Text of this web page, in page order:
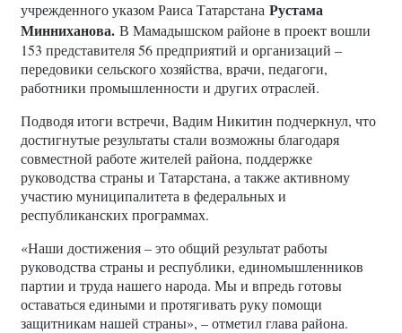
учрежденного указом Раиса Татарстана Рустама
Минниханова. В Мамадышском районе в проект вошли
153 представителя 56 предприятий и организаций –
передовики сельского хозяйства, врачи, педагоги,
работники промышленности и других отраслей.
Подводя итоги встречи, Вадим Никитин подчеркнул, что
достигнутые результаты стали возможны благодаря
совместной работе жителей района, поддержке
руководства страны и Татарстана, а также активному
участию муниципалитета в федеральных и
республиканских программах.
«Наши достижения – это общий результат работы
руководства страны и республики, единомышленников
партии и труда нашего народа. Мы и впредь готовы
оставаться едиными и протягивать руку помощи
защитникам нашей страны», – отметил глава района.